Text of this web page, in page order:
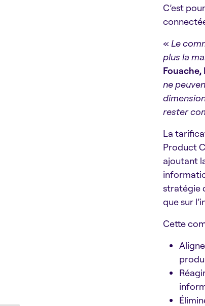
C’est
« Le
plus la
Fouache,
ne
rester
La
Product
ajoutant
stratégie
que sur
Cette